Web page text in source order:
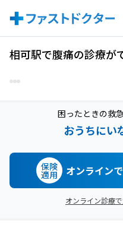
相可駅で腹痛の診療が
困ったときの救
おうちにい
保険
適用 オンライン
オンライン診療